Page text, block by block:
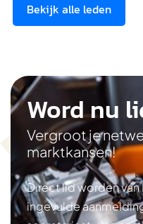
Bekijk alle leden
Word nu
Vergroot je
marktkansen!
Direct lid worden van
ingevulde